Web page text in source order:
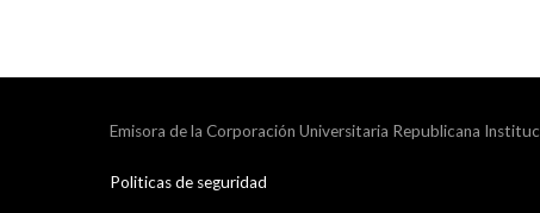
Emisora de la Corporación Universitaria Republicana
Politicas de seguridad